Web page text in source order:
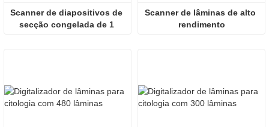
Scanner de diapositivos de
secção congelada de 1
Scanner de lâminas de alto
rendimento